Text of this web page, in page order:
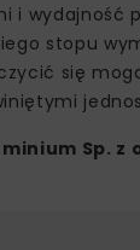
i wydajność
stopu
się
Sp. z